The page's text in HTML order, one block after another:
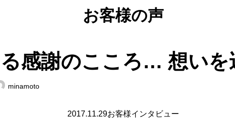
お客様の声
る感謝のこころ… 想いを
minamoto
2017.11.29お客様インタビュー